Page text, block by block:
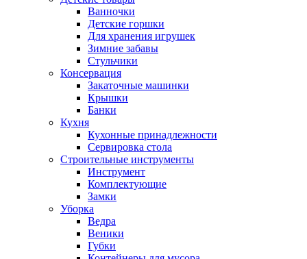
Ванночки
Детские горшки
Для хранения игрушек
Зимние забавы
Стульчики
Консервация
Закаточные машинки
Крышки
Банки
Кухня
Кухонные принадлежности
Сервировка стола
Строительные инструменты
Инструмент
Комплектующие
Замки
Уборка
Ведра
Веники
Губки